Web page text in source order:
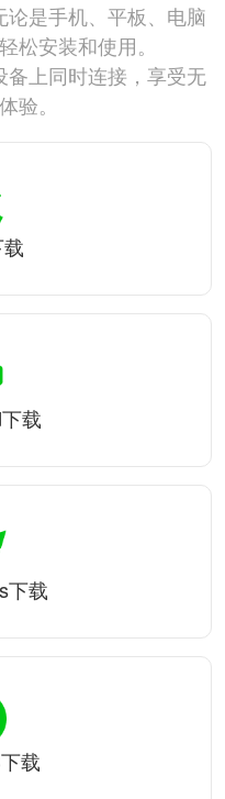
是手机、平板、电脑
松安装和使用。
上同时连接，享受无
验。
载
下载
载